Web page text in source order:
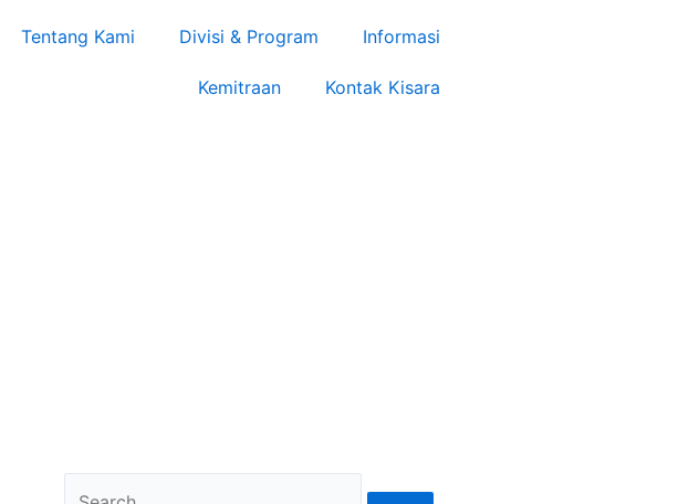
Tentang Kami Divisi & Program Informasi
Kemitraan Kontak Kisara